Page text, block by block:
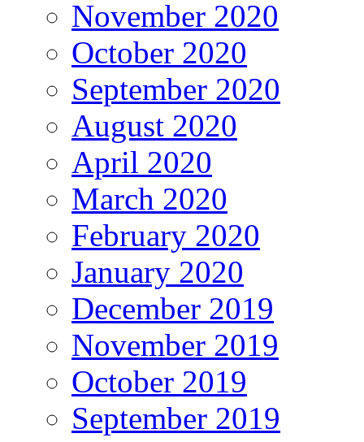
November 2020
October 2020
September 2020
August 2020
April 2020
March 2020
February 2020
January 2020
December 2019
November 2019
October 2019
September 2019